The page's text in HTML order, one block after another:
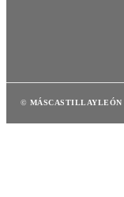
© MÁSCASTILLAYLEÓN